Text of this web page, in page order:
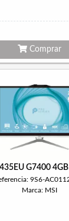
Comprar
G7400
9S6-
Marca: MSI